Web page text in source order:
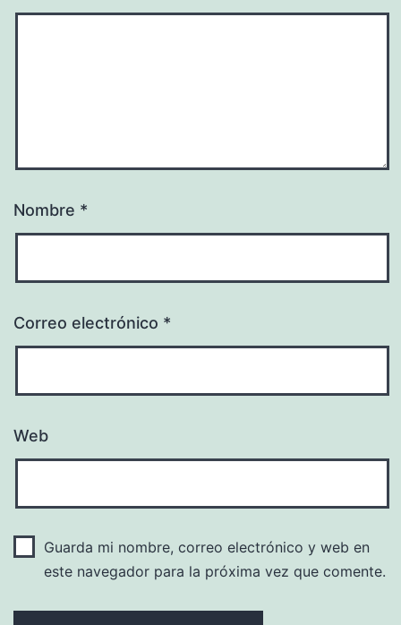
Nombre *
Correo electrónico *
Web
Guarda mi nombre, correo electrónico y web en
este navegador para la próxima vez que comente.